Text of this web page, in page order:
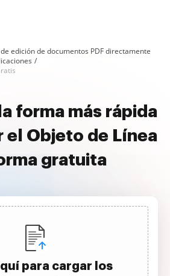
edición de documentos PDF directamente
forma más rápida
el Objeto de Línea
gratuita
para cargar los